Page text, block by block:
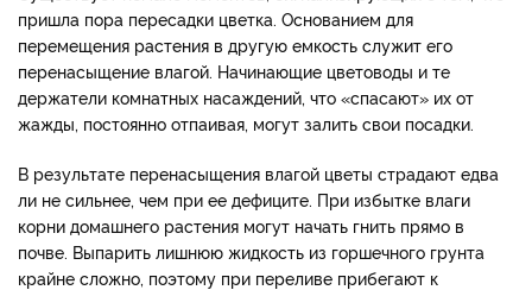
пришла пора пересадки цветка. Основанием для
перемещения растения в другую емкость служит его
перенасыщение влагой. Начинающие цветоводы и те
держатели комнатных насаждений, что «спасают» их от
жажды, постоянно отпаивая, могут залить свои посадки.
В результате перенасыщения влагой цветы страдают едва
ли не сильнее, чем при ее дефиците. При избытке влаги
корни домашнего растения могут начать гнить прямо в
почве. Выпарить лишнюю жидкость из горшечного грунта
крайне сложно, поэтому при переливе прибегают к